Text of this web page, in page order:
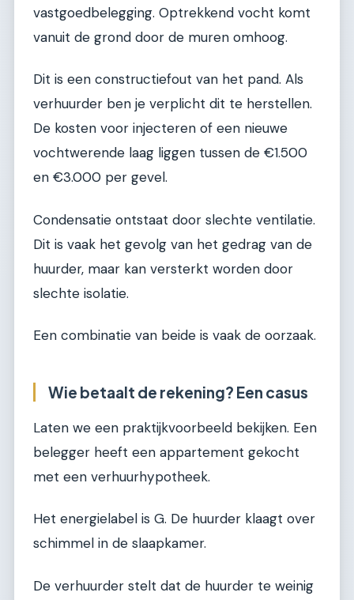
vastgoedbelegging. Optrekkend vocht komt
vanuit de grond door de muren omhoog.
Dit is een constructiefout van het pand. Als
verhuurder ben je verplicht dit te herstellen.
De kosten voor injecteren of een nieuwe
vochtwerende laag liggen tussen de €1.500
en €3.000 per gevel.
Condensatie ontstaat door slechte ventilatie.
Dit is vaak het gevolg van het gedrag van de
huurder, maar kan versterkt worden door
slechte isolatie.
Een combinatie van beide is vaak de oorzaak.
Wie betaalt de rekening? Een casus
Laten we een praktijkvoorbeeld bekijken. Een
belegger heeft een appartement gekocht
met een verhuurhypotheek.
Het energielabel is G. De huurder klaagt over
schimmel in de slaapkamer.
De verhuurder stelt dat de huurder te weinig